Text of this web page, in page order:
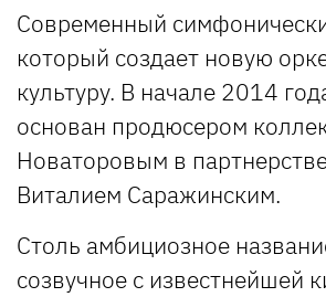
Современный
который создает новую
культуру. В начале 2014
основан продюсером
Новаторовым в
Виталием Саражинским.
Столь амбициозное
созвучное с известнейшей